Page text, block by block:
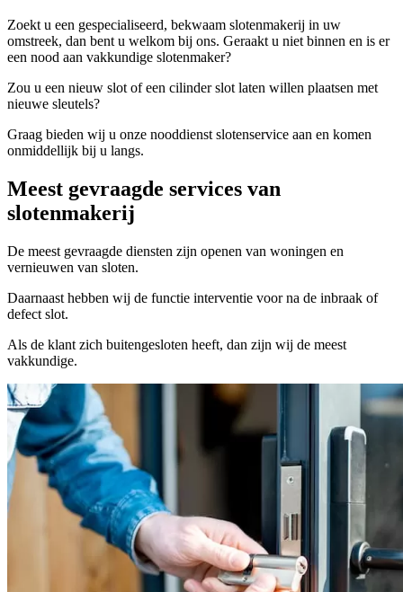
Zoekt u een gespecialiseerd, bekwaam slotenmakerij in uw
omstreek, dan bent u welkom bij ons. Geraakt u niet binnen en is er
een nood aan vakkundige slotenmaker?
Zou u een nieuw slot of een cilinder slot laten willen plaatsen met
nieuwe sleutels?
Graag bieden wij u onze nooddienst slotenservice aan en komen
onmiddellijk bij u langs.
Meest gevraagde services van
slotenmakerij
De meest gevraagde diensten zijn openen van woningen en
vernieuwen van sloten.
Daarnaast hebben wij de functie interventie voor na de inbraak of
defect slot.
Als de klant zich buitengesloten heeft, dan zijn wij de meest
vakkundige.